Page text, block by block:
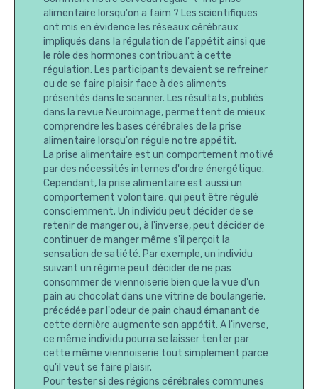
alimentaire lorsqu'on a faim ? Les scientifiques
ont mis en évidence les réseaux cérébraux
impliqués dans la régulation de l'appétit ainsi que
le rôle des hormones contribuant à cette
régulation. Les participants devaient se refreiner
ou de se faire plaisir face à des aliments
présentés dans le scanner. Les résultats, publiés
dans la revue Neuroimage, permettent de mieux
comprendre les bases cérébrales de la prise
alimentaire lorsqu'on régule notre appétit.
La prise alimentaire est un comportement motivé
par des nécessités internes d'ordre énergétique.
Cependant, la prise alimentaire est aussi un
comportement volontaire, qui peut être régulé
consciemment. Un individu peut décider de se
retenir de manger ou, à l'inverse, peut décider de
continuer de manger même s'il perçoit la
sensation de satiété. Par exemple, un individu
suivant un régime peut décider de ne pas
consommer de viennoiserie bien que la vue d'un
pain au chocolat dans une vitrine de boulangerie,
précédée par l'odeur de pain chaud émanant de
cette dernière augmente son appétit. A l'inverse,
ce même individu pourra se laisser tenter par
cette même viennoiserie tout simplement parce
qu'il veut se faire plaisir.
Pour tester si des régions cérébrales communes